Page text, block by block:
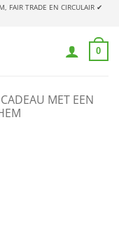
FAIR TRADE EN CIRCULAIR ✔
0
CADEAU MET EEN